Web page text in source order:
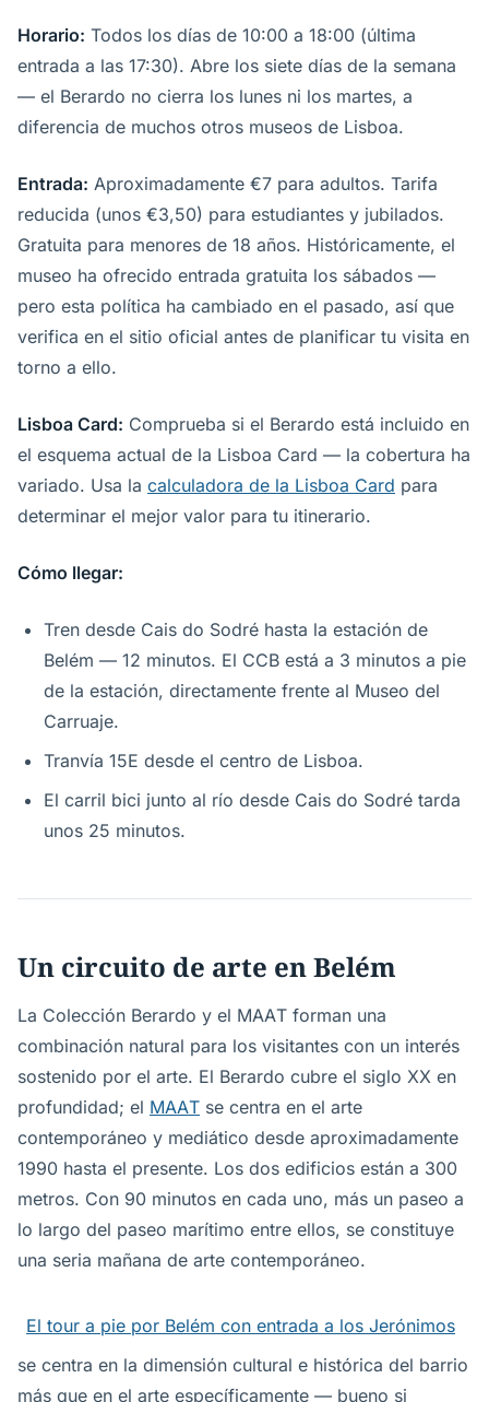
Horario: Todos los días de 10:00 a 18:00 (última
entrada a las 17:30). Abre los siete días de la semana
— el Berardo no cierra los lunes ni los martes, a
diferencia de muchos otros museos de Lisboa.
Entrada: Aproximadamente €7 para adultos. Tarifa
reducida (unos €3,50) para estudiantes y jubilados.
Gratuita para menores de 18 años. Históricamente, el
museo ha ofrecido entrada gratuita los sábados —
pero esta política ha cambiado en el pasado, así que
verifica en el sitio oficial antes de planificar tu visita en
torno a ello.
Lisboa Card: Comprueba si el Berardo está incluido en
el esquema actual de la Lisboa Card — la cobertura ha
variado. Usa la calculadora de la Lisboa Card para
determinar el mejor valor para tu itinerario.
Cómo llegar:
Tren desde Cais do Sodré hasta la estación de
Belém — 12 minutos. El CCB está a 3 minutos a pie
de la estación, directamente frente al Museo del
Carruaje.
Tranvía 15E desde el centro de Lisboa.
El carril bici junto al río desde Cais do Sodré tarda
unos 25 minutos.
Un circuito de arte en Belém
La Colección Berardo y el MAAT forman una
combinación natural para los visitantes con un interés
sostenido por el arte. El Berardo cubre el siglo XX en
profundidad; el MAAT se centra en el arte
contemporáneo y mediático desde aproximadamente
1990 hasta el presente. Los dos edificios están a 300
metros. Con 90 minutos en cada uno, más un paseo a
lo largo del paseo marítimo entre ellos, se constituye
una seria mañana de arte contemporáneo.
El tour a pie por Belém con entrada a los Jerónimos
se centra en la dimensión cultural e histórica del barrio
más que en el arte específicamente — bueno si